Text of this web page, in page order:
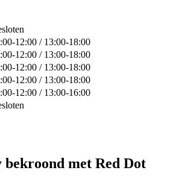
12:00 / 13:00-18:00
12:00 / 13:00-18:00
12:00 / 13:00-18:00
12:00 / 13:00-18:00
12:00 / 13:00-16:00
bekroond met Red Dot